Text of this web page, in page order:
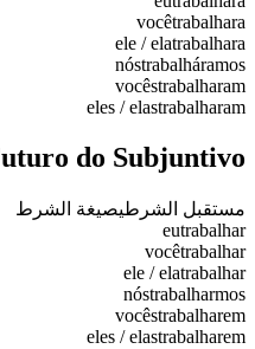
vocêtrabalhara
ele / elatrabalhara
nóstrabalháramos
vocêstrabalharam
eles / elastrabalharam
do Subjuntivo
مستقبل الشرطيصيغة الشرط
eutrabalhar
vocêtrabalhar
ele / elatrabalhar
nóstrabalharmos
vocêstrabalharem
eles / elastrabalharem